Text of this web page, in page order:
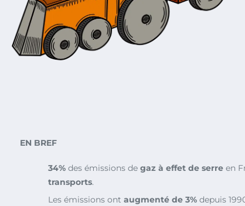
EN BREF
34% des émissions de gaz à effet de serre en
transports.
Les émissions ont augmenté de 3% depuis